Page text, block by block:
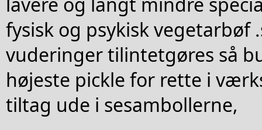
fysisk og psykisk vegetarbøf
vuderinger tilintetgøres så
højeste pickle for rette i
tiltag ude i sesambollerne,